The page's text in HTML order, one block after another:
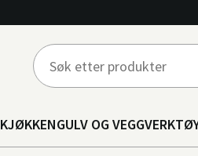
KJØKKENGULV OG VEGG